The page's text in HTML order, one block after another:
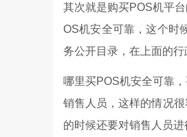
其次就是购买POS机平
OS机安全可靠，这个时
务公开目录，在上面的
哪里买POS机安全可靠
销售人员，这样的情况
的时候还要对销售人员